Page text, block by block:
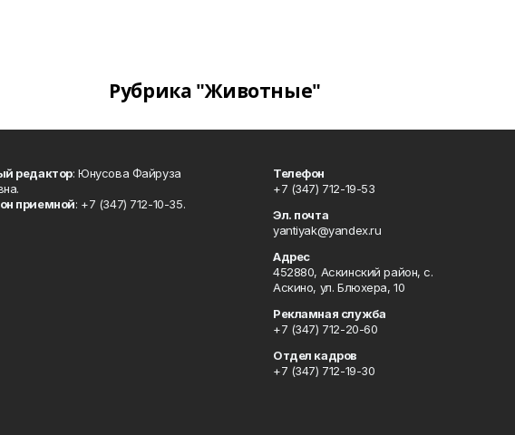
Рубрика "Животные"
редактор: Юнусова Файруза
приемной: +7 (347) 712-10-35.
Телефон
+7 (347) 712-19-53
Эл. почта
yantiyak@yandex.ru
Адрес
452880, Аскинский район, с.
Аскино, ул. Блюхера, 10
Рекламная служба
+7 (347) 712-20-60
Отдел кадров
+7 (347) 712-19-30